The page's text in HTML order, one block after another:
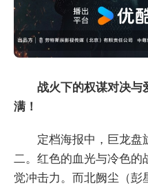
战火下的权谋对决与
满！
定档海报中，巨龙盘
二。红色的血光与冷色的
觉冲击力。而北阙尘（